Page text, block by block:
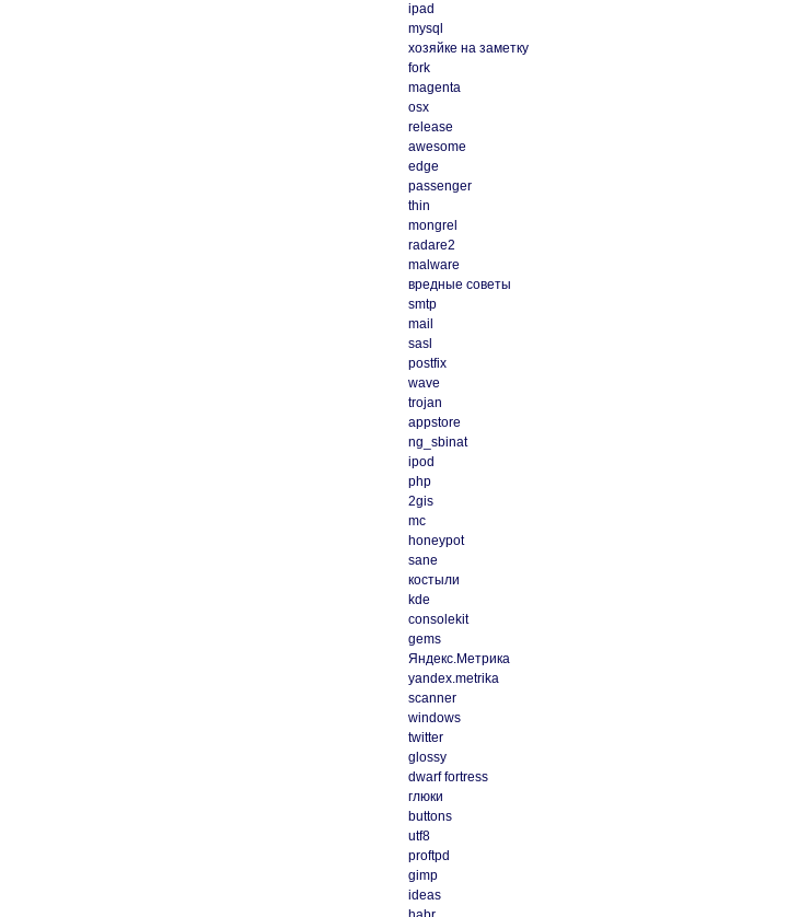
ipad
mysql
хозяйке на заметку
fork
magenta
osx
release
awesome
edge
passenger
thin
mongrel
radare2
malware
вредные советы
smtp
mail
sasl
postfix
wave
trojan
appstore
ng_sbinat
ipod
php
2gis
mc
honeypot
sane
костыли
kde
consolekit
gems
Яндекс.Метрика
yandex.metrika
scanner
windows
twitter
glossy
dwarf fortress
глюки
buttons
utf8
proftpd
gimp
ideas